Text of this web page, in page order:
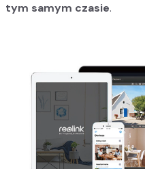
tym samym czasie.